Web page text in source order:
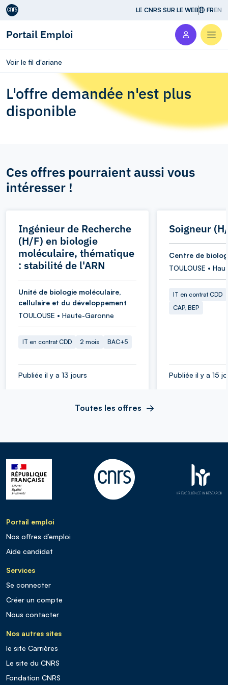
Aller au contenu LE CNRS SUR LE WEB FREN
Portail Emploi
Voir le fil d'ariane
L'offre demandée n'est plus
disponible
Ces offres pourraient aussi vous
intéresser !
Ingénieur de Recherche
(H/F) en biologie
moléculaire, thématique
: stabilité de l'ARN
Unité de biologie moléculaire,
cellulaire et du développement
TOULOUSE • Haute-Garonne
IT en contrat CDD 2 mois BAC+5
Publiée il y a 13 jours
Soigneur
Centre de
TOULOUSE •
IT en contrat CDD
CAP, BEP
Publiée il y a 15
Toutes les offres
Portail emploi
Nos offres d’emploi
Aide candidat
Services
Se connecter
Créer un compte
Nous contacter
Nos autres sites
le site Carrières
Le site du CNRS
Fondation CNRS